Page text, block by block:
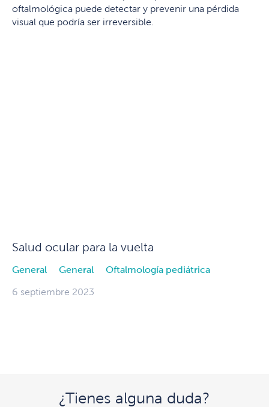
oftalmológica puede detectar y prevenir una pérdida
visual que podría ser irreversible.
Salud ocular para la vuelta
General General Oftalmología pediátrica
6 septiembre 2023
¿Tienes alguna duda?